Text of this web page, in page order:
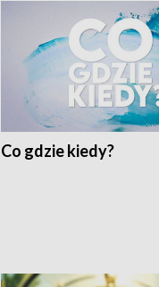
Co gdzie kiedy?